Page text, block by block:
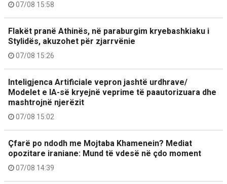
07/08 15:58
Flakët pranë Athinës, në paraburgim kryebashkiaku i
Stylidës, akuzohet për zjarrvënie
07/08 15:26
Inteligjenca Artificiale vepron jashtë urdhrave/
Modelet e IA-së kryejnë veprime të paautorizuara dhe
mashtrojnë njerëzit
07/08 15:02
Çfarë po ndodh me Mojtaba Khamenein? Mediat
opozitare iraniane: Mund të vdesë në çdo moment
07/08 14:39